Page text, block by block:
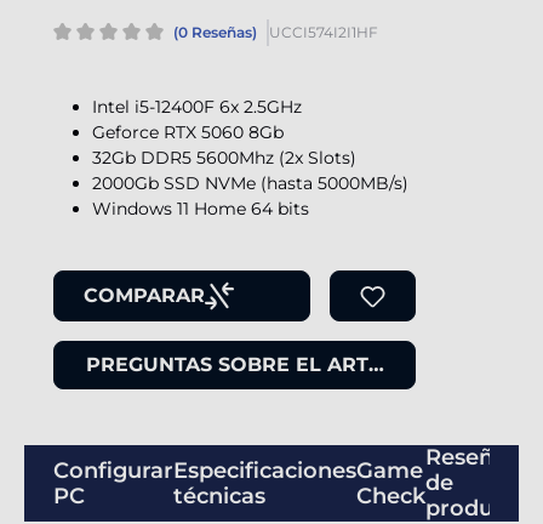
(0 Reseñas) UCCI574I2I1HF
Intel i5-12400F 6x 2.5GHz
Geforce RTX 5060 8Gb
32Gb DDR5 5600Mhz (2x Slots)
2000Gb SSD NVMe (hasta 5000MB/s)
Windows 11 Home 64 bits
COMPARAR
PREGUNTAS SOBRE EL ARTÍCULO
Configurar
PC
Especificaciones
técnicas
Game
Check
Reseñas
de
productos